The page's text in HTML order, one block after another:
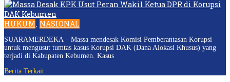
HUKUM, NASIONAL
SUARAMERDEKA – Massa mendesak Komisi Pemberantasan Korupsi
untuk mengusut tumtas kasus Korupsi DAK (Dana Alokasi Khusus) yang
terjadi di Kabupaten Kebumen. Kasus
Berita Terkait